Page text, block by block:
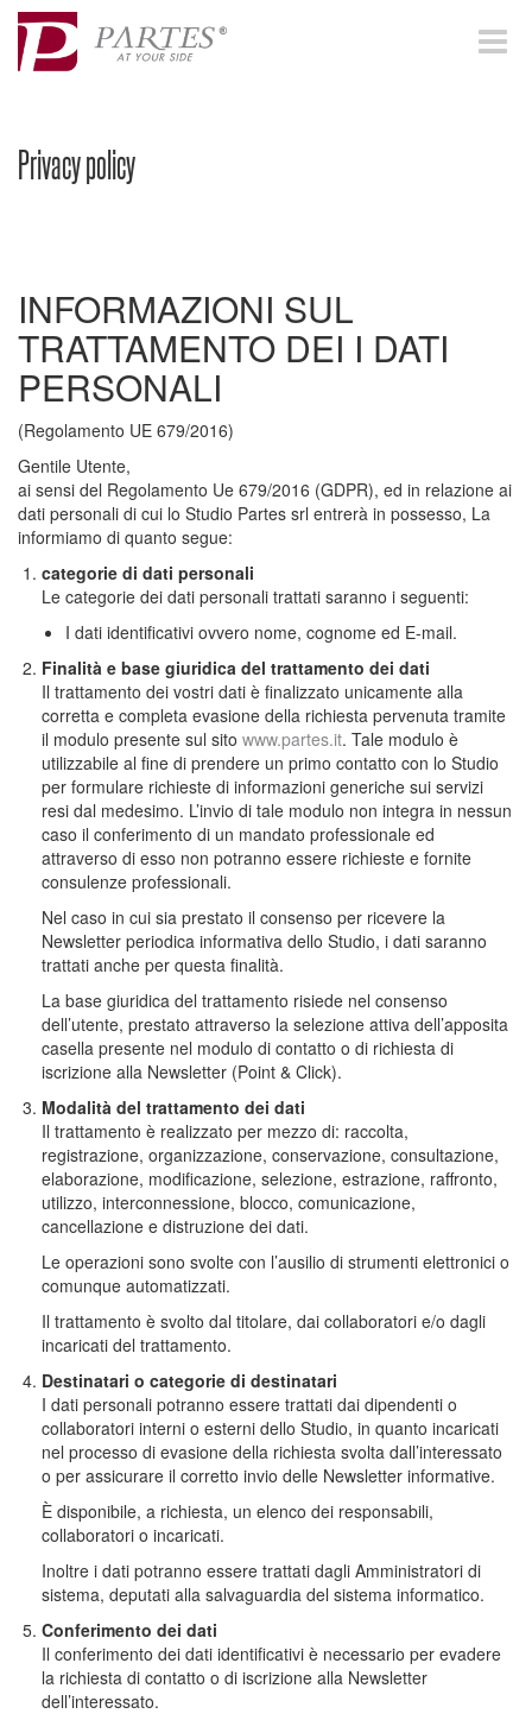
Toggle
Privacy policy
INFORMAZIONI SUL
TRATTAMENTO DEI I DATI
PERSONALI
(Regolamento UE 679/2016)
Gentile Utente,
ai sensi del Regolamento Ue 679/2016 (GDPR), ed in relazione ai
dati personali di cui lo Studio Partes srl entrerà in possesso, La
informiamo di quanto segue:
categorie di dati personali
Le categorie dei dati personali trattati saranno i seguenti:
I dati identificativi ovvero nome, cognome ed E-mail.
Finalità e base giuridica del trattamento dei dati
Il trattamento dei vostri dati è finalizzato unicamente alla
corretta e completa evasione della richiesta pervenuta tramite
il modulo presente sul sito www.partes.it. Tale modulo è
utilizzabile al fine di prendere un primo contatto con lo Studio
per formulare richieste di informazioni generiche sui servizi
resi dal medesimo. L’invio di tale modulo non integra in nessun
caso il conferimento di un mandato professionale ed
attraverso di esso non potranno essere richieste e fornite
consulenze professionali.
Nel caso in cui sia prestato il consenso per ricevere la
Newsletter periodica informativa dello Studio, i dati saranno
trattati anche per questa finalità.
La base giuridica del trattamento risiede nel consenso
dell’utente, prestato attraverso la selezione attiva dell’apposita
casella presente nel modulo di contatto o di richiesta di
iscrizione alla Newsletter (Point & Click).
Modalità del trattamento dei dati
Il trattamento è realizzato per mezzo di: raccolta,
registrazione, organizzazione, conservazione, consultazione,
elaborazione, modificazione, selezione, estrazione, raffronto,
utilizzo, interconnessione, blocco, comunicazione,
cancellazione e distruzione dei dati.
Le operazioni sono svolte con l’ausilio di strumenti elettronici o
comunque automatizzati.
Il trattamento è svolto dal titolare, dai collaboratori e/o dagli
incaricati del trattamento.
Destinatari o categorie di destinatari
I dati personali potranno essere trattati dai dipendenti o
collaboratori interni o esterni dello Studio, in quanto incaricati
nel processo di evasione della richiesta svolta dall’interessato
o per assicurare il corretto invio delle Newsletter informative.
È disponibile, a richiesta, un elenco dei responsabili,
collaboratori o incaricati.
Inoltre i dati potranno essere trattati dagli Amministratori di
sistema, deputati alla salvaguardia del sistema informatico.
Conferimento dei dati
Il conferimento dei dati identificativi è necessario per evadere
la richiesta di contatto o di iscrizione alla Newsletter
dell’interessato.